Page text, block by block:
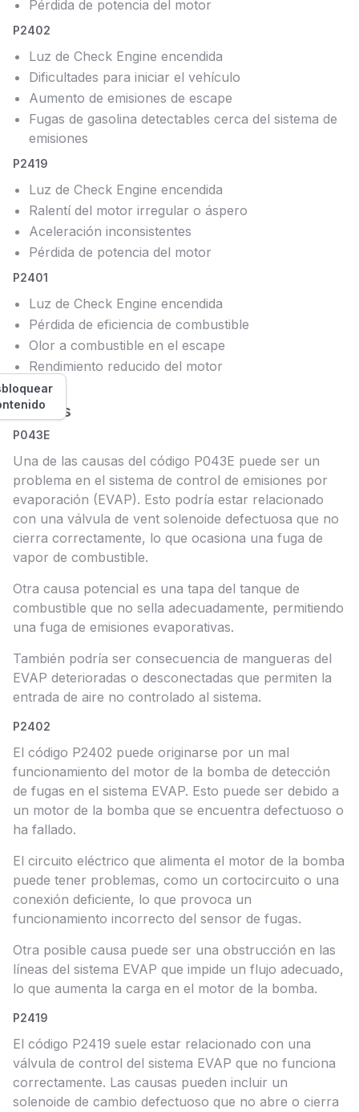
Pérdida de potencia del motor
P2402
Luz de Check Engine encendida
Dificultades para iniciar el vehículo
Aumento de emisiones de escape
Fugas de gasolina detectables cerca del sistema de
emisiones
P2419
Luz de Check Engine encendida
Ralentí del motor irregular o áspero
Aceleración inconsistentes
Pérdida de potencia del motor
P2401
Luz de Check Engine encendida
Pérdida de eficiencia de combustible
Olor a combustible en el escape
Rendimiento reducido del motor
Causas
P043E
Una de las causas del código P043E puede ser un
problema en el sistema de control de emisiones por
evaporación (EVAP). Esto podría estar relacionado
con una válvula de vent solenoide defectuosa que no
cierra correctamente, lo que ocasiona una fuga de
vapor de combustible.
Otra causa potencial es una tapa del tanque de
combustible que no sella adecuadamente, permitiendo
una fuga de emisiones evaporativas.
También podría ser consecuencia de mangueras del
EVAP deterioradas o desconectadas que permiten la
entrada de aire no controlado al sistema.
P2402
El código P2402 puede originarse por un mal
funcionamiento del motor de la bomba de detección
de fugas en el sistema EVAP. Esto puede ser debido a
un motor de la bomba que se encuentra defectuoso o
ha fallado.
El circuito eléctrico que alimenta el motor de la bomba
puede tener problemas, como un cortocircuito o una
conexión deficiente, lo que provoca un
funcionamiento incorrecto del sensor de fugas.
Otra posible causa puede ser una obstrucción en las
líneas del sistema EVAP que impide un flujo adecuado,
lo que aumenta la carga en el motor de la bomba.
P2419
El código P2419 suele estar relacionado con una
válvula de control del sistema EVAP que no funciona
correctamente. Las causas pueden incluir un
solenoide de cambio defectuoso que no abre o cierra